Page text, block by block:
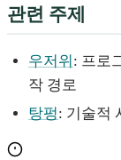
관련 주제
우저위 : 프로
작 경로
탕펑: 기술적